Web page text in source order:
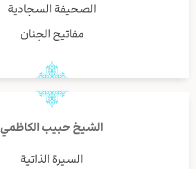
الصحيفة السجادية
مفاتيح الجنان
الشيخ حبيب الكاظمي
السيرة الذاتية